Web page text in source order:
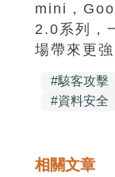
mini，
2.0系列，
場帶來更
#駭客攻擊
#資料安全
相關文章